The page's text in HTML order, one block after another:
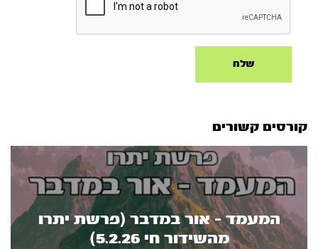
קורסים קשורים
המעמד - אור במדבר (פרשת יתרו
מהשידור חי 5.2.26)